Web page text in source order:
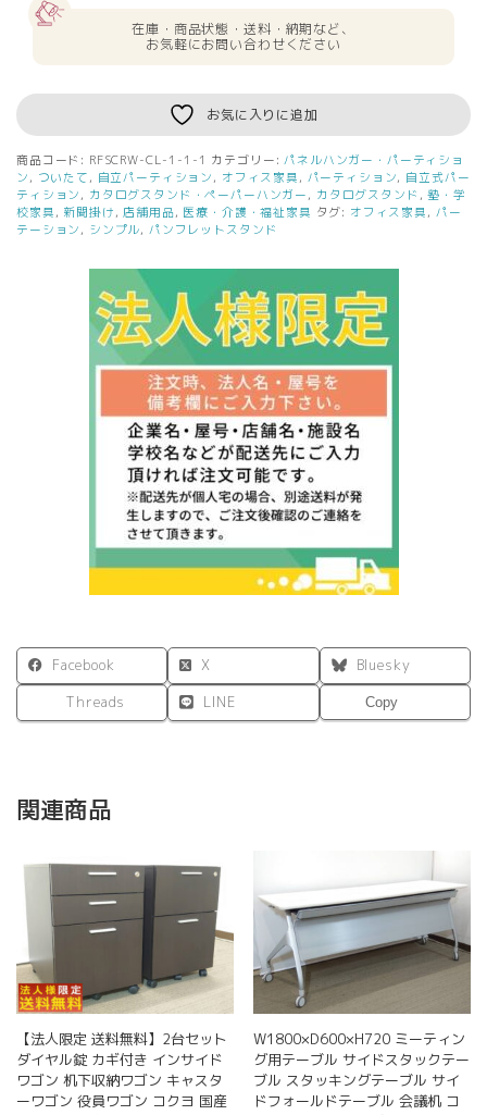
在庫・商品状態・送料・納期など、
お気軽にお問い合わせください
お気に入りに追加
商品コード: RFSCRW-CL-1-1-1 カテゴリー: パネルハンガー・パーティショ
ン , ついたて , 自立パーティション , オフィス家具 , パーティション, 自立式パー
ティション , カタログスタンド・ペーパーハンガー , カタログスタンド ,塾・学
校家具 , 新聞掛け , 店舗用品, 医療・介護・福祉家具 タグ: オフィス家具 , パー
テーション , シンプル, パンフレットスタンド
Facebook X
Bluesky
Threads
LINE Copy
関連商品
【法人限定 送料無料】2台セット
ダイヤル錠 カギ付き インサイド
ワゴン 机下収納ワゴン キャスタ
ーワゴン 役員ワゴン コクヨ 国産
W1800×D600×H720 ミーティン
グ用テーブル サイドスタックテー
ブル スタッキングテーブル サイ
ドフォールドテーブル 会議机 コ